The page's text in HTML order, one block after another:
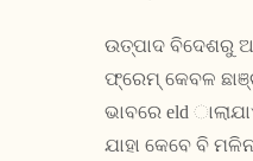
ଉତ୍ପାଦ ବିଦେଶରୁ
ଫ୍ରେମ୍ କେବଳ
ଭାବରେ eld
ଯାହା କେବେ ବି